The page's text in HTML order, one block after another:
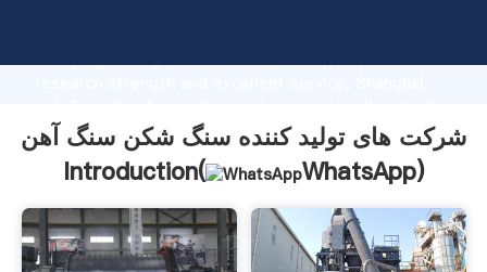
Grasping strong production capability, advanced
the value and bring values to all of customers.
شرکت های تولید کننده سنگ شکن سنگ آهن
Introduction(
WhatsApp)